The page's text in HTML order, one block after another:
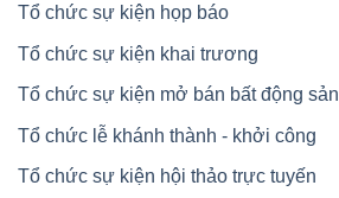
Tổ chức sự kiện họp báo
Tổ chức sự kiện khai trương
Tổ chức sự kiện mở bán bất động sản
Tổ chức lễ khánh thành - khởi công
Tổ chức sự kiện hội thảo trực tuyến